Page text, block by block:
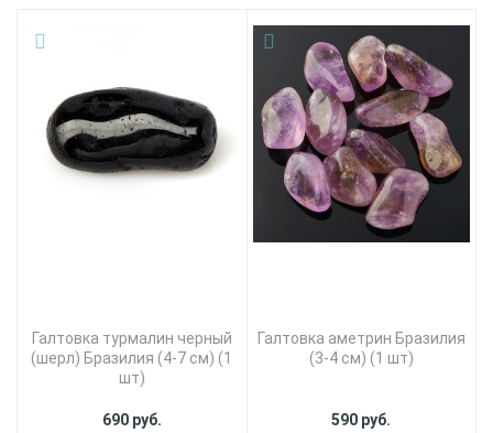
Галтовка турмалин черный
(шерл) Бразилия (4-7 см) (1
шт)
690 руб.
Галтовка аметрин Бразилия
(3-4 см) (1 шт)
590 руб.